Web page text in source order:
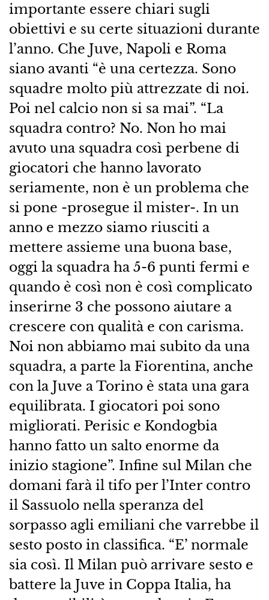
importante essere chiari sugli
obiettivi e su certe situazioni durante
l’anno. Che Juve, Napoli e Roma
siano avanti “è una certezza. Sono
squadre molto più attrezzate di noi.
Poi nel calcio non si sa mai”. “La
squadra contro? No. Non ho mai
avuto una squadra così perbene di
giocatori che hanno lavorato
seriamente, non è un problema che
si pone -prosegue il mister-. In un
anno e mezzo siamo riusciti a
mettere assieme una buona base,
oggi la squadra ha 5-6 punti fermi e
quando è così non è così complicato
inserirne 3 che possono aiutare a
crescere con qualità e con carisma.
Noi non abbiamo mai subito da una
squadra, a parte la Fiorentina, anche
con la Juve a Torino è stata una gara
equilibrata. I giocatori poi sono
migliorati. Perisic e Kondogbia
hanno fatto un salto enorme da
inizio stagione”. Infine sul Milan che
domani farà il tifo per l’Inter contro
il Sassuolo nella speranza del
sorpasso agli emiliani che varrebbe il
sesto posto in classifica. “E’ normale
sia così. Il Milan può arrivare sesto e
battere la Juve in Coppa Italia, ha